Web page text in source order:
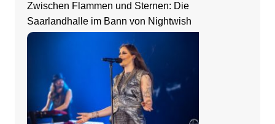
Zwischen Flammen und Sternen: Die
Saarlandhalle im Bann von Nightwish